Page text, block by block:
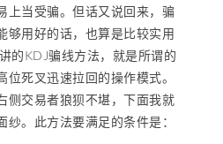
上当受骗。但话又说回来，骗
够用好的话，也算是比较实用
的KDJ骗线方法，就是所谓的
死叉迅速拉回的操作模式。
侧交易者狼狈不堪，下面我就
。此方法要满足的条件是：